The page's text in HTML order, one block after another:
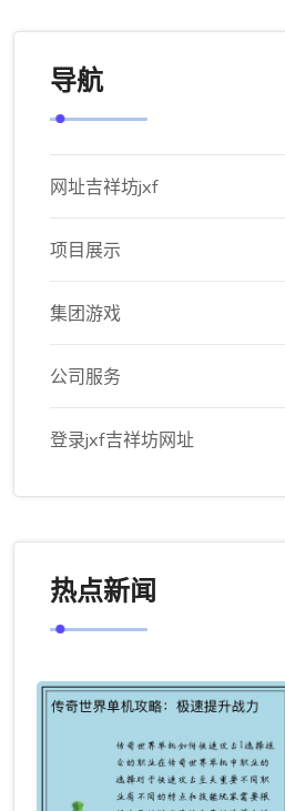
导航
网址吉祥坊jxf
项目展示
集团游戏
公司服务
登录jxf吉祥坊网址
热点新闻